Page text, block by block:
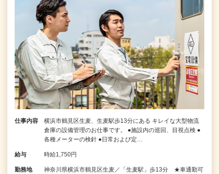
仕事内容
横浜市鶴見区生麦、生麦駅歩13分にある キレイな大型物流
倉庫の設備管理のお仕事です。 ●施設内の巡回、目視点検 ●
各種メーターの検針 ●日常および定…
給与 時給1,750円
勤務地 神奈川県横浜市鶴見区生麦／「生麦駅」歩13分 ★車通勤可